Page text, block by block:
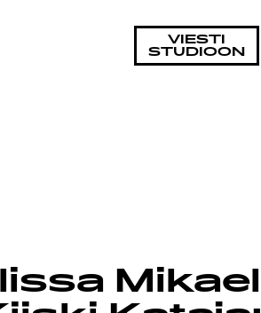
VIESTI
STUDIOON
Mikael